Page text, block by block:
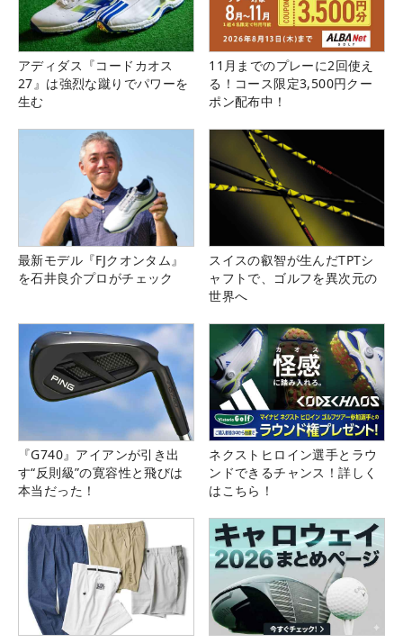
アディダス『コードカオス
27』は強烈な蹴りでパワーを
生む
11月までのプレーに2回使え
る！コース限定3,500円クー
ポン配布中！
最新モデル『FJクオンタム』
を石井良介プロがチェック
スイスの叡智が生んだTPTシ
ャフトで、ゴルフを異次元の
世界へ
『G740』アイアンが引き出
す“反則級”の寛容性と飛びは
本当だった！
ネクストヒロイン選手とラウ
ンドできるチャンス！詳しく
はこちら！